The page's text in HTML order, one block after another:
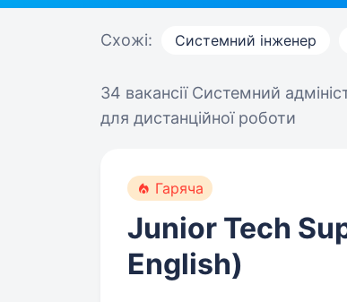
Схожі: Системний інженер
34 вакансії Системний
для дистанційної роботи
Гаряча
Junior Tech
English)